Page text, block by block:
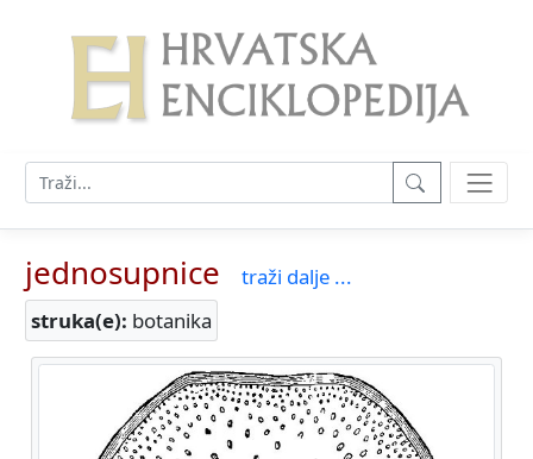
jednosupnice
traži dalje ...
struka(e): botanika